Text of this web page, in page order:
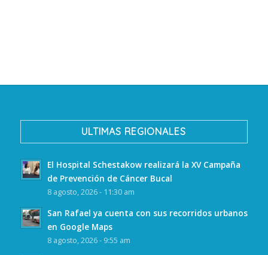
ULTIMAS REGIONALES
El Hospital Schestakow realizará la XV Campaña
de Prevención de Cáncer Bucal
8 agosto, 2026 - 11:30 am
San Rafael ya cuenta con sus recorridos urbanos
en Google Maps
8 agosto, 2026 - 9:55 am